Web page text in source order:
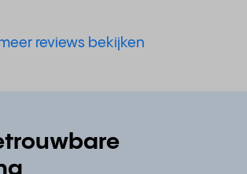
reviews bekijken